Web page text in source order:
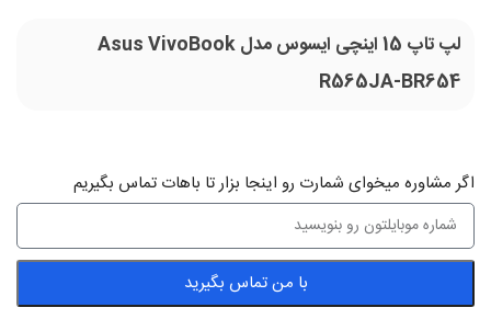
لپ تاپ 15 اینچی ایسوس مدل Asus VivoBook
R565JA-BR654
اگر‌ مشاوره میخوای شمارت رو اینجا بزار تا باهات تماس بگیریم
با من تماس بگیرید